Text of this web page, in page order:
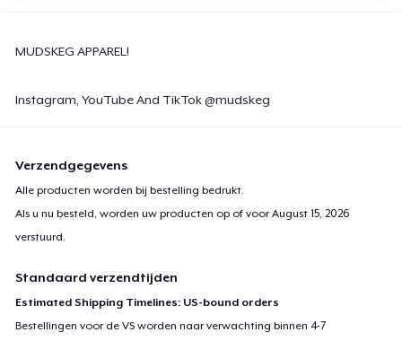
MUDSKEG APPAREL!
Instagram, YouTube And TikTok @mudskeg
Verzendgegevens
Alle producten worden bij bestelling bedrukt.
Als u nu besteld, worden uw producten op of voorAugust 15, 2026
verstuurd.
Standaard verzendtijden
Estimated Shipping Timelines: US-bound orders
Bestellingen voor de VS worden naar verwachting binnen 4-7